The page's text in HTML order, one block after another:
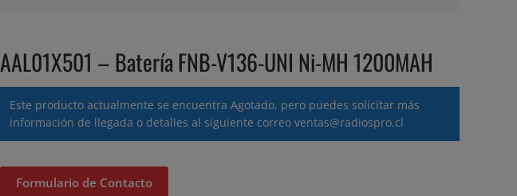
AAL01X501 – Batería FNB-V136-UNI Ni-MH 1200MAH
Este producto actualmente se encuentra Agotado, pero puedes solicitar más
información de llegada o detalles al siguiente correo ventas@radiospro.cl
Formulario de Contacto